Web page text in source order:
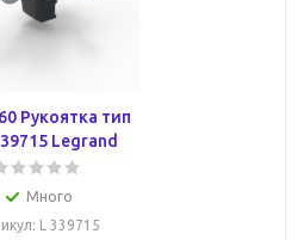
Рукоятка тип
Legrand
Много
: L 339715